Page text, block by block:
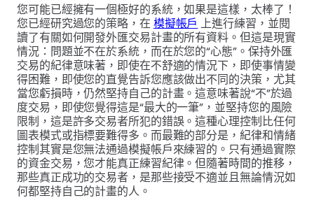
您可能已經擁有一個極好的系統，如果是這樣，太棒了！
您已經研究過您的策略，在 模擬帳戶 上進行練習，並閱
讀了有關如何開發外匯交易計畫的所有資料。但這是現實
情況：問題並不在於系統，而在於您的“心態”。保持外匯
交易的紀律意味著，即使在不舒適的情況下，即使事情變
得困難，即使您的直覺告訴您應該做出不同的決策，尤其
當您虧損時，仍然堅持自己的計畫。這意味著說“不”於過
度交易，即使您覺得這是“最大的一筆”，並堅持您的風險
限制，這是許多交易者所犯的錯誤。這種心理控制比任何
圖表模式或指標要難得多。而最難的部分是，紀律和情緒
控制其實是您無法通過模擬帳戶來練習的。只有通過實際
的資金交易，您才能真正練習紀律。但隨著時間的推移，
那些真正成功的交易者，是那些接受不適並且無論情況如
何都堅持自己的計畫的人。